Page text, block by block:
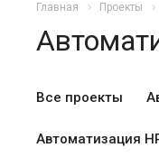
Главная Проекты
Все проекты
Автоматизация